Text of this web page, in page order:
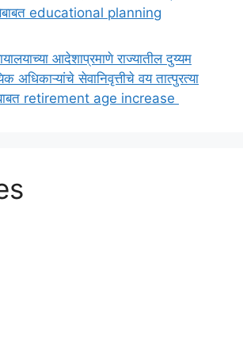
educational planning
आदेशाप्रमाणे राज्यातील दुय्यम
अधिकाऱ्यांचे सेवानिवृत्तीचे वय तात्पुरत्या
retirement age increase